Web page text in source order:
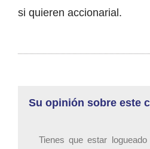
si quieren accionarial.
Su opinión sobre este
Tienes que estar